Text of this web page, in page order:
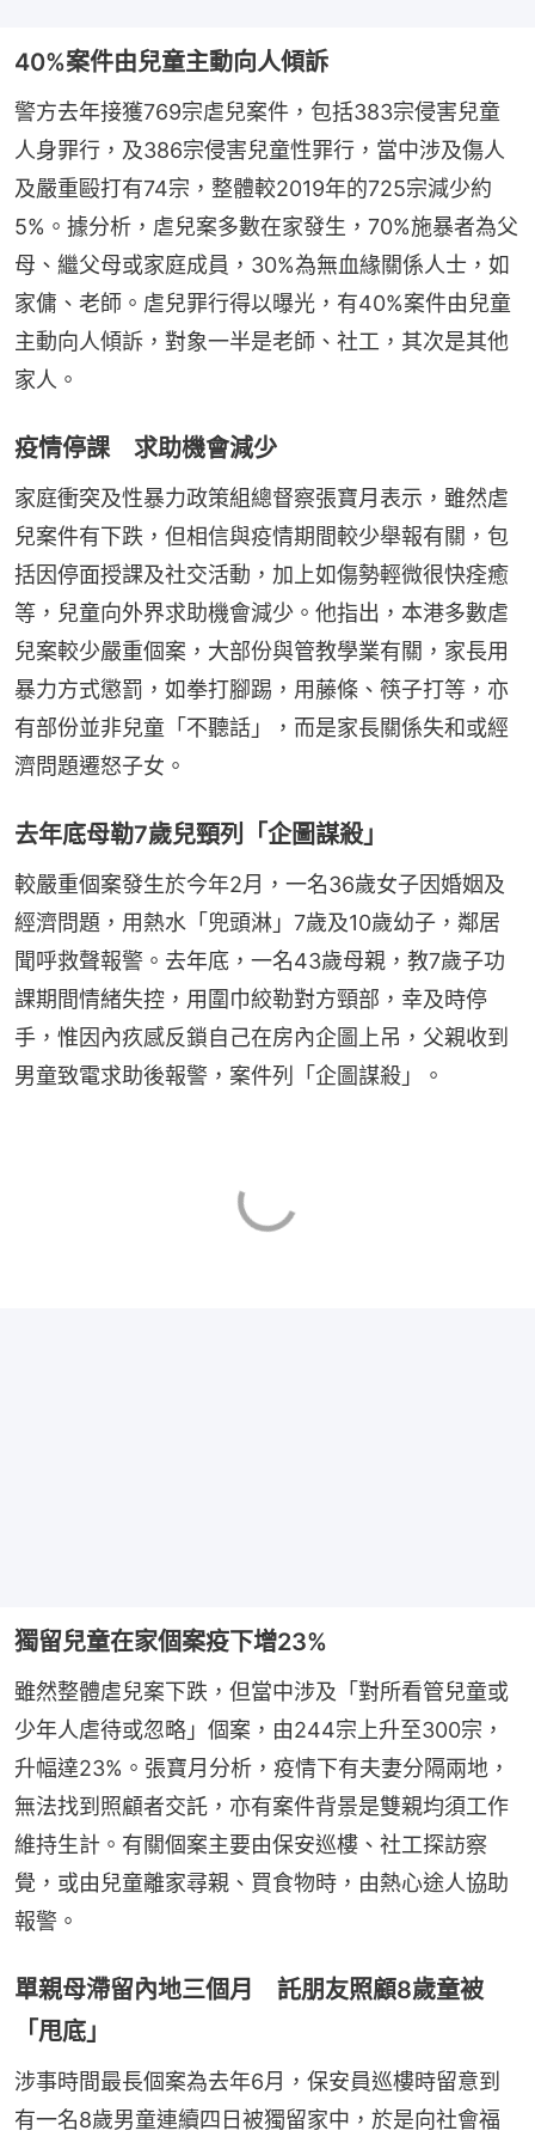
40%案件由兒童主動向人傾訴
警方去年接獲769宗虐兒案件，包括383宗侵害兒童
人身罪行，及386宗侵害兒童性罪行，當中涉及傷人
及嚴重毆打有74宗，整體較2019年的725宗減少約
5%。據分析，虐兒案多數在家發生，70%施暴者為父
母、繼父母或家庭成員，30%為無血緣關係人士，如
家傭、老師。虐兒罪行得以曝光，有40%案件由兒童
主動向人傾訴，對象一半是老師、社工，其次是其他
家人。
疫情停課 求助機會減少
家庭衝突及性暴力政策組總督察張寶月表示，雖然虐
兒案件有下跌，但相信與疫情期間較少舉報有關，包
括因停面授課及社交活動，加上如傷勢輕微很快痊癒
等，兒童向外界求助機會減少。他指出，本港多數虐
兒案較少嚴重個案，大部份與管教學業有關，家長用
暴力方式懲罰，如拳打腳踢，用藤條、筷子打等，亦
有部份並非兒童「不聽話」，而是家長關係失和或經
濟問題遷怒子女。
去年底母勒7歲兒頸列「企圖謀殺」
較嚴重個案發生於今年2月，一名36歲女子因婚姻及
經濟問題，用熱水「兜頭淋」7歲及10歲幼子，鄰居
聞呼救聲報警。去年底，一名43歲母親，教7歲子功
課期間情緒失控，用圍巾絞勒對方頸部，幸及時停
手，惟因內疚感反鎖自己在房內企圖上吊，父親收到
男童致電求助後報警，案件列「企圖謀殺」。
獨留兒童在家個案疫下增23%
雖然整體虐兒案下跌，但當中涉及「對所看管兒童或
少年人虐待或忽略」個案，由244宗上升至300宗，
升幅達23%。張寶月分析，疫情下有夫妻分隔兩地，
無法找到照顧者交託，亦有案件背景是雙親均須工作
維持生計。有關個案主要由保安巡樓、社工探訪察
覺，或由兒童離家尋親、買食物時，由熱心途人協助
報警。
單親母滯留內地三個月 託朋友照顧8歲童被
「甩底」
涉事時間最長個案為去年6月，保安員巡樓時留意到
有一名8歲男童連續四日被獨留家中，於是向社會福